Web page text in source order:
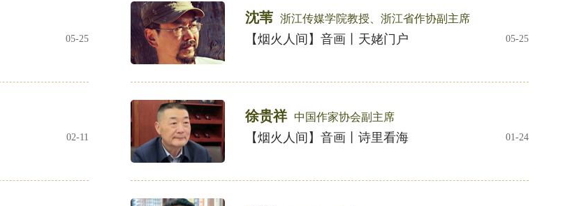
05-25
沈苇 浙江传媒学院教授、浙江省作协副主席
【烟火人间】音画丨天姥门户 05-25
02-11
徐贵祥 中国作家协会副主席
【烟火人间】音画丨诗里看海 01-24